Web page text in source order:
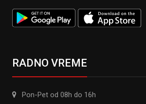
RADNO VREME
Pon-Pet od 08h do 16h